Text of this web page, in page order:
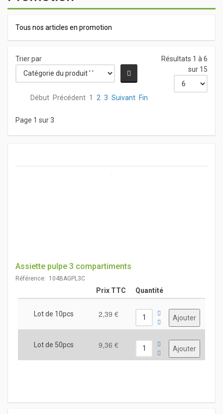
Tous nos articles en promotion
Trier par
Résultats 1 à 6
sur 15
Début Précédent 1 2 3 Suivant Fin
Page 1 sur 3
Assiette pulpe 3 compartiments
Référence: 104BAGPL3C
Prix TTC Quantité
Lot de 10pcs 2,39 €
Lot de 50pcs 9,36 €